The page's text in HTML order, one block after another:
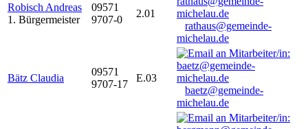
Robisch Andreas
1. Bürgermeister
09571
9707-0
2.01
rathaus@gemeinde-
michelau.de
Bätz Claudia
09571
9707-17
E.03
baetz@gemeinde-
michelau.de